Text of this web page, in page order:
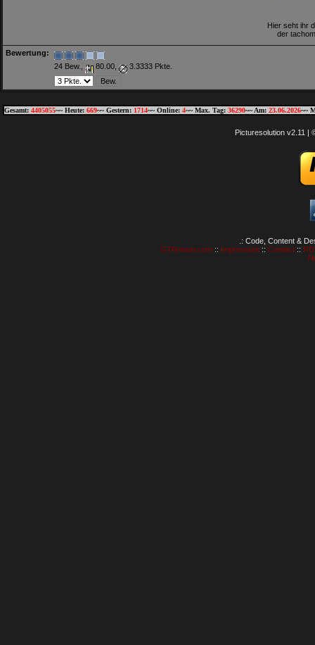
Hier seht ihr
der
Bewertung:
24 Bew.,
80.00, 3.3333 Pkte.
Gesamt: 4405055~~ Heute: 669~~ Gestern: 1714~~ Online: 4~~ Max. Tag: 36290~~ Am: 23.06.2026~~
Picturesolution v2.11 |
.: Code, Content &
GTAvision.com:: Impressum:: Contact::